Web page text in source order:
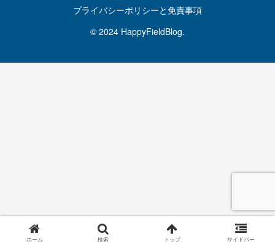
プライバシーポリシーと免責事項
© 2024 HappyFieldBlog.
ホーム 検索 トップ サイドバー